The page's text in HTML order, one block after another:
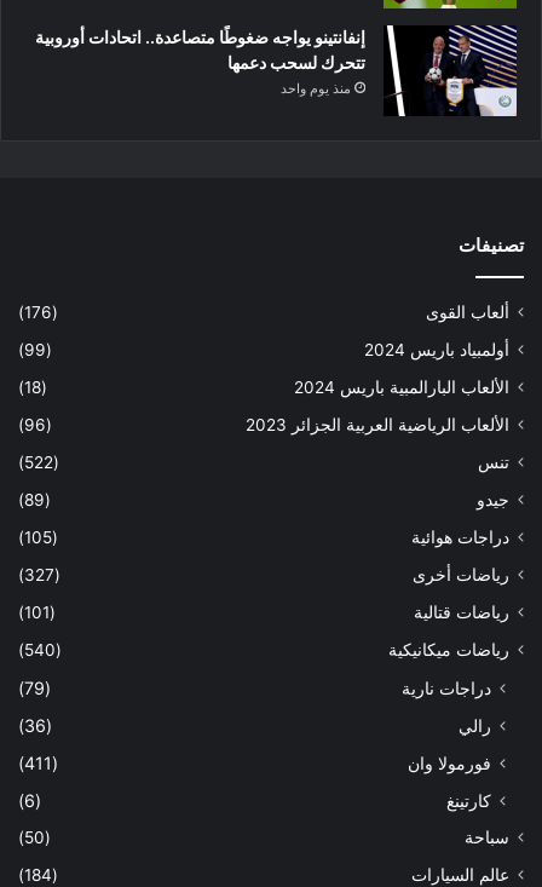
إنفانتينو يواجه ضغوطًا متصاعدة.. اتحادات أوروبية
تتحرك لسحب دعمها
منذ يوم واحد
تصنيفات
ألعاب القوى
(176)
أولمبياد باريس 2024
(99)
الألعاب البارالمبية باريس 2024
(18)
الألعاب الرياضية العربية الجزائر 2023
(96)
تنس
(522)
جيدو
(89)
دراجات هوائية
(105)
رياضات أخرى
(327)
رياضات قتالية
(101)
رياضات ميكانيكية
(540)
دراجات نارية
(79)
رالي
(36)
فورمولا وان
(411)
كارتينغ
(6)
سباحة
(50)
عالم السيارات
(184)